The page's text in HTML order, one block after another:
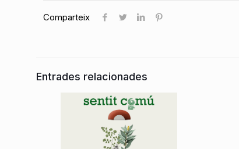
Comparteix
Entrades relacionades